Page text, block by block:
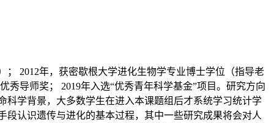
2012年，获密歇根大学进化生物学专业博士学位（指导老
秀导师奖； 2019年入选“优秀青年科学基金”项目。研究方向
学背景，大多数学生在进入本课题组后才系统学习统计学
认识遗传与进化的基本过程，其中一些研究成果将会对人